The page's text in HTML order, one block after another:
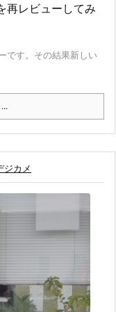
再レビューしてみ
です。その結果新しい
ジカメ